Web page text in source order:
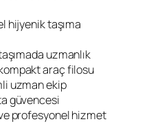
hijyenik taşıma
uzmanlık
araç filosu
uzman ekip
güvencesi
profesyonel hizmet